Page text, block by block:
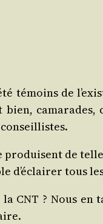
témoins de
bien,
pro­duisent de
d’é­clai­rer tous
CNT ? Nous